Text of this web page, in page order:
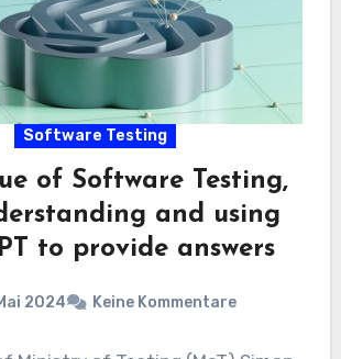
Software Testing
of Software Testing,
and using
to provide answers
2024 Keine Kommentare